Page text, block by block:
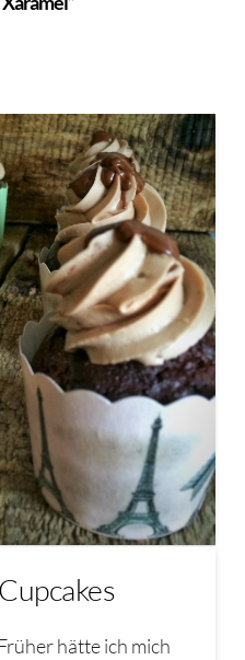
hätte ich mich